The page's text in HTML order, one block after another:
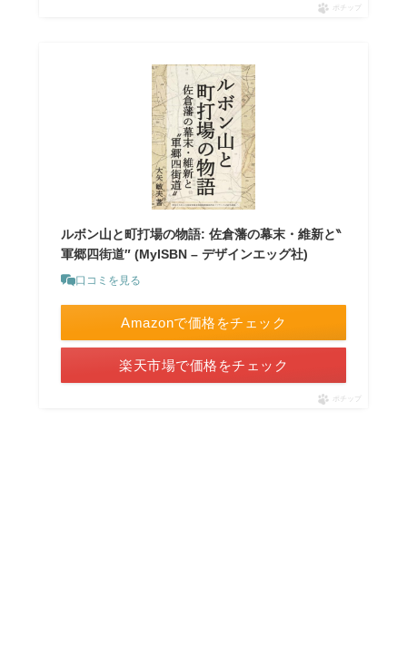
ポチップ
ルボン山と町打場の物語: 佐倉藩の幕末・維新と‶
軍郷四街道″ (MyISBN – デザインエッグ社)
口コミを見る
Amazonで価格をチェック
楽天市場で価格をチェック
ポチップ